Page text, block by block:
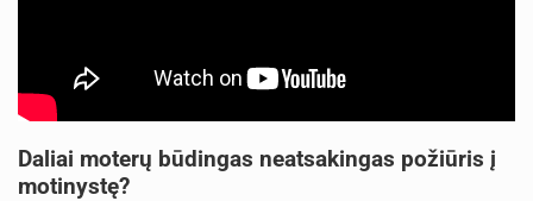
Daliai moterų būdingas neatsakingas požiūris į
motinystę?